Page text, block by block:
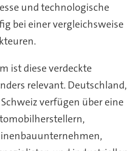
und technologische
bei einer vergleichsweise
ist diese verdeckte
relevant. Deutschland,
verfügen über eine